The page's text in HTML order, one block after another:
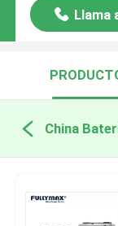
Llama
China